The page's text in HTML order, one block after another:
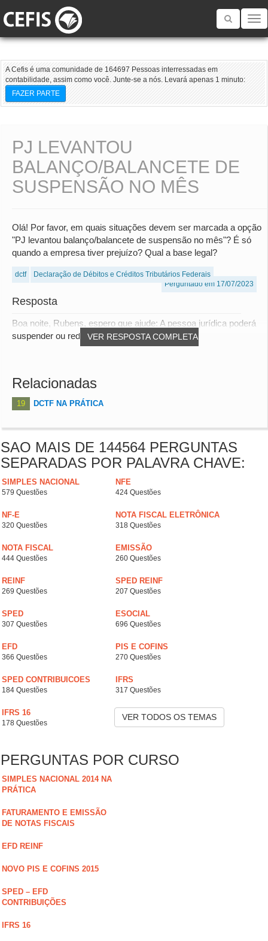
Toggle
A Cefis é uma comunidade de 164697 Pessoas interressadas em
contabilidade, assim como você. Junte-se a nós. Levará apenas 1 minuto:
FAZER PARTE
PJ LEVANTOU
BALANÇO/BALANCETE DE
SUSPENSÃO NO MÊS
Olá! Por favor, em quais situações devem ser marcada a opção
"PJ levantou balanço/balancete de suspensão no mês"? É só
quando a empresa tiver prejuízo? Qual a base legal?
dctf
Declaração de Débitos e Créditos Tributários Federais
Perguntado em 17/07/2023
Resposta
VER RESPOSTA COMPLETA
Boa noite, Rubens, espero que ajude: A pessoa jurídica poderá
suspender ou reduzir o pagamento do...
Relacionadas
19 DCTF NA PRÁTICA
SAO MAIS DE 144564 PERGUNTAS
SEPARADAS POR PALAVRA CHAVE:
SIMPLES NACIONAL
579 Questões
NFE
424 Questões
NF-E
320 Questões
NOTA FISCAL ELETRÔNICA
318 Questões
NOTA FISCAL
444 Questões
EMISSÃO
260 Questões
REINF
269 Questões
SPED REINF
207 Questões
SPED
307 Questões
ESOCIAL
696 Questões
EFD
366 Questões
PIS E COFINS
270 Questões
SPED CONTRIBUICOES
184 Questões
IFRS
317 Questões
IFRS 16
178 Questões
VER TODOS OS TEMAS
PERGUNTAS POR CURSO
SIMPLES NACIONAL 2014 NA
PRÁTICA
FATURAMENTO E EMISSÃO
DE NOTAS FISCAIS
EFD REINF
NOVO PIS E COFINS 2015
SPED – EFD
CONTRIBUIÇÕES
IFRS 16